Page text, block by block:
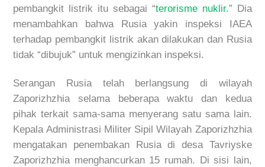
pembangkit listrik itu sebagai “terorisme nuklir.” Dia
menambahkan bahwa Rusia yakin inspeksi IAEA
terhadap pembangkit listrik akan dilakukan dan Rusia
tidak “dibujuk” untuk mengizinkan inspeksi.
Serangan Rusia telah berlangsung di wilayah
Zaporizhzhia selama beberapa waktu dan kedua
pihak terkait sama-sama menyerang satu sama lain.
Kepala Administrasi Militer Sipil Wilayah Zaporizhzhia
mengatakan penembakan Rusia di desa Tavriyske
Zaporizhzhia menghancurkan 15 rumah. Di sisi lain,